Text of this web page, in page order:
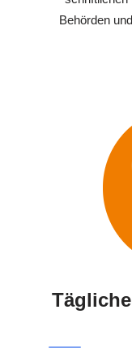
Behörden